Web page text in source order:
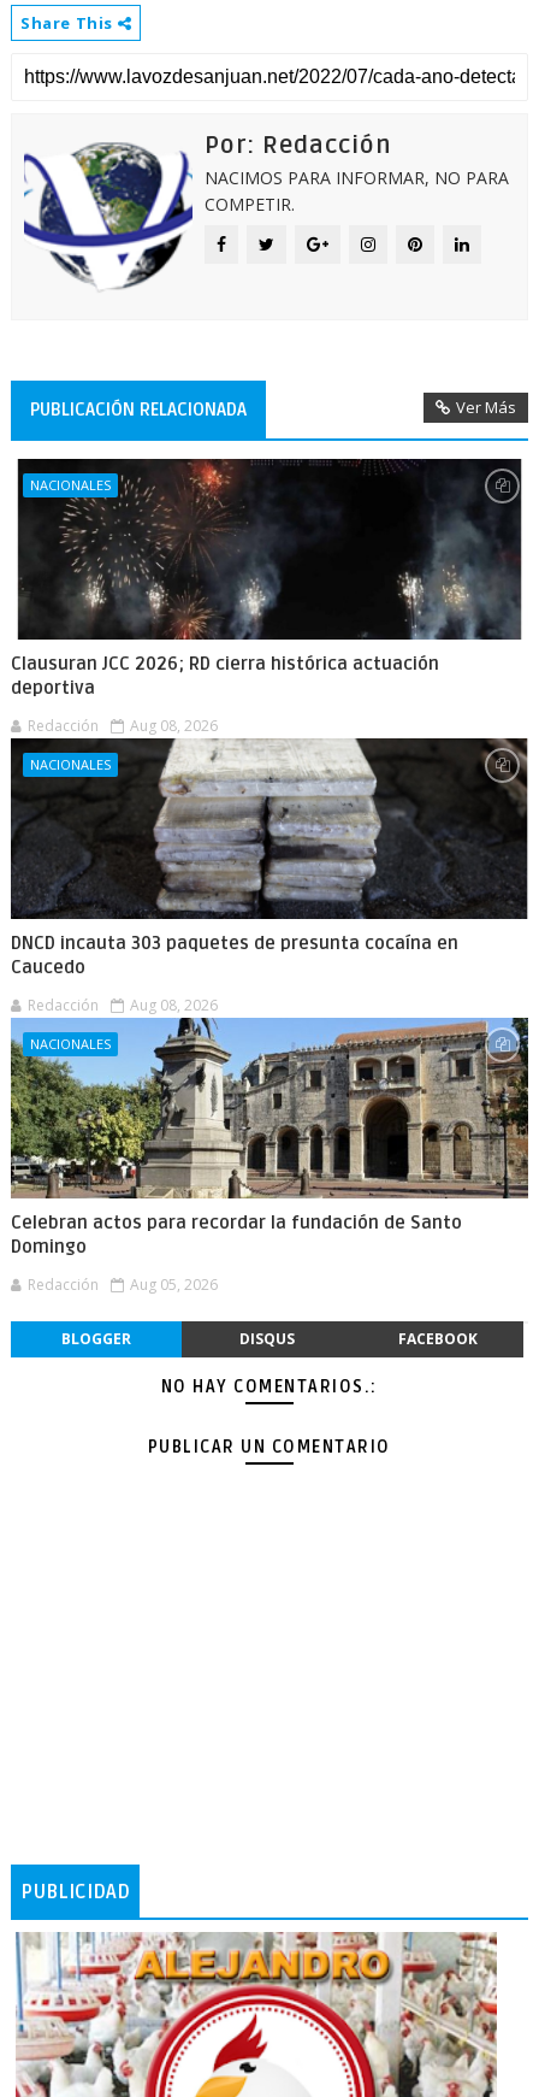
Share This
Por: Redacción
NACIMOS PARA INFORMAR, NO PARA
COMPETIR.
PUBLICACIÓN RELACIONADA Ver Más
NACIONALES
Clausuran JCC 2026; RD cierra histórica actuación
deportiva
Redacción Aug 08, 2026
NACIONALES
DNCD incauta 303 paquetes de presunta cocaína en
Caucedo
Redacción Aug 08, 2026
NACIONALES
Celebran actos para recordar la fundación de Santo
Domingo
Redacción Aug 05, 2026
BLOGGER DISQUS FACEBOOK
NO HAY COMENTARIOS.:
PUBLICAR UN COMENTARIO
PUBLICIDAD